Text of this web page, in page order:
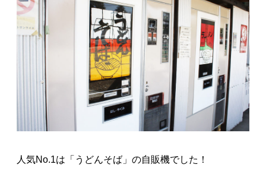
人気No.1は「うどんそば」の自販機でした！